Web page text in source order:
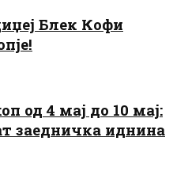
Блек Кофи
од 4 мај до 10 мај:
заедничка иднина